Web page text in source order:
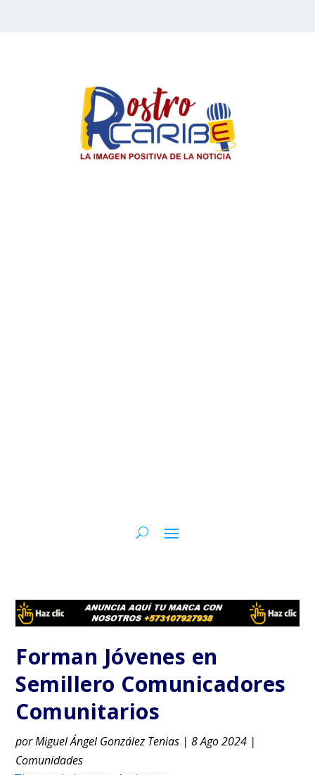
Forman Jóvenes en
Semillero Comunicadores
Comunitarios
porMiguel Ángel González Tenias |8 Ago 2024 |
Comunidades